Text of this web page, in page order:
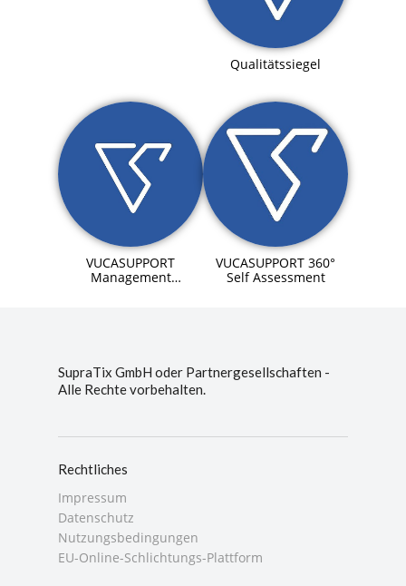
Qualitätssiegel
VUCASUPPORT
Management
VUCASUPPORT 360°
Self Assessment
SupraTix GmbH oder Partnergesellschaften -
Alle Rechte vorbehalten.
Rechtliches
Impressum
Datenschutz
Nutzungsbedingungen
EU-Online-Schlichtungs-Plattform